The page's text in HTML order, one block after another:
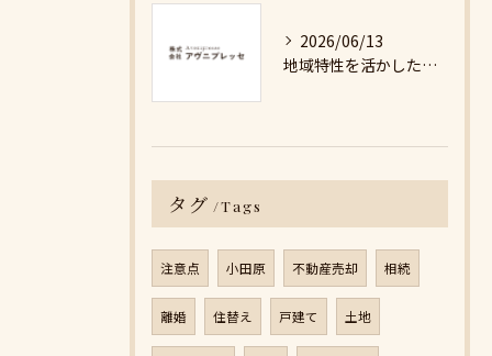
2026/06/13
地域特性を活かした最適な不動産売却戦略の秘訣
タグ Tags
注意点 小田原 不動産売却 相続
離婚 住替え 戸建て 土地